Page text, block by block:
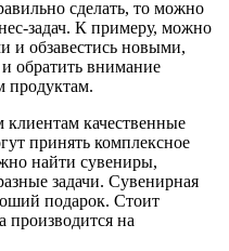
сделать, то можно
задач. К примеру, можно
и обзавестись новыми,
и обратить внимание
продуктам.
качественные
принять комплексное
найти сувениры,
задачи. Сувенирная
подарок. Стоит
производится на